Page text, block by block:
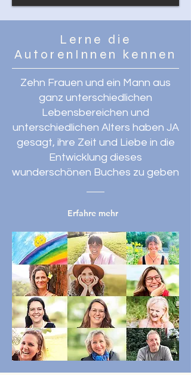
Lerne die
AutorenInnen kennen
Zehn Frauen und ein Mann aus
ganz unterschiedlichen
Lebensbereichen und
unterschiedlichen Alters haben JA
gesagt, ihre Zeit und Liebe in die
Entwicklung dieses
wunderschönen Buches zu geben
Erfahre mehr